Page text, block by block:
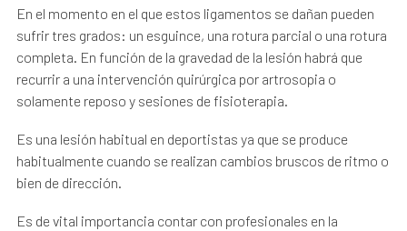
En el momento en el que estos ligamentos se dañan pueden
sufrir tres grados: un esguince, una rotura parcial o una rotura
completa. En función de la gravedad de la lesión habrá que
recurrir a una intervención quirúrgica por artrosopia o
solamente reposo y sesiones de fisioterapia.
Es una lesión habitual en deportistas ya que se produce
habitualmente cuando se realizan cambios bruscos de ritmo o
bien de dirección.
Es de vital importancia contar con profesionales en la